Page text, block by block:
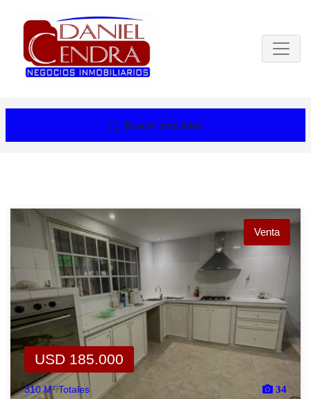
Buscar propiedad
Venta
USD 185.000
310 M² Totales 34